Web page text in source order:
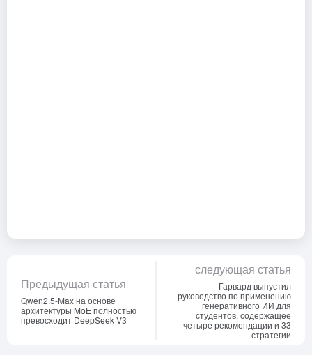
Предыдущая статья
Qwen2.5-Max на основе
архитектуры MoE полностью
превосходит DeepSeek V3
следующая статья
Гарвард выпустил
руководство по применению
генеративного ИИ для
студентов, содержащее
четыре рекомендации и 33
стратегии